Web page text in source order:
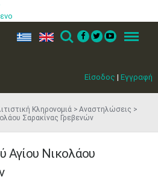
Είσοδος | Εγγραφή
ελ en Search Menu
Κληρονομιά
Αναστηλώσεις
Σαρακίνας Γρεβενών
Αγίου Νικολάου